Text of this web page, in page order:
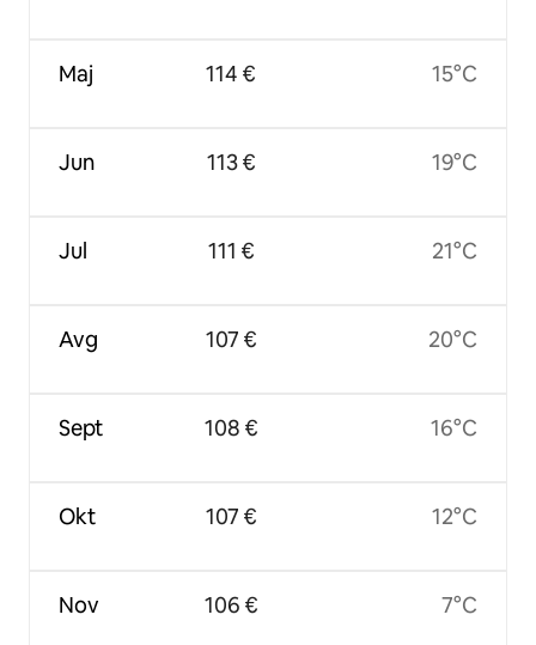
Maj
Jun
Jul
Avg
Sept
Okt
Nov
114 €
113 €
111 €
107 €
108 €
107 €
106 €
15°C
19°C
21°C
20°C
16°C
12°C
7°C